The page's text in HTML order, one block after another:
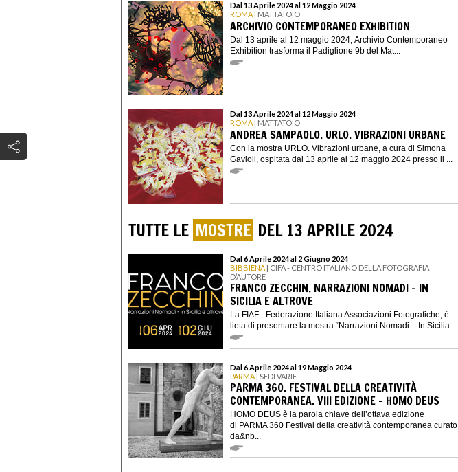
Dal 13 Aprile 2024 al 12 Maggio 2024
ROMA | MATTATOIO
ARCHIVIO CONTEMPORANEO EXHIBITION
Dal 13 aprile al 12 maggio 2024, Archivio Contemporaneo
Exhibition trasforma il Padiglione 9b del Mat...
Dal 13 Aprile 2024 al 12 Maggio 2024
ROMA | MATTATOIO
ANDREA SAMPAOLO. URLO. VIBRAZIONI URBANE
Con la mostra URLO. Vibrazioni urbane, a cura di Simona
Gavioli, ospitata dal 13 aprile al 12 maggio 2024 presso il ...
TUTTE LE MOSTRE DEL 13 APRILE 2024
Dal 6 Aprile 2024 al 2 Giugno 2024
BIBBIENA | CIFA - CENTRO ITALIANO DELLA FOTOGRAFIA
D’AUTORE
FRANCO ZECCHIN. NARRAZIONI NOMADI – IN
SICILIA E ALTROVE
La FIAF - Federazione Italiana Associazioni Fotografiche, è
lieta di presentare la mostra “Narrazioni Nomadi – In Sicilia...
Dal 6 Aprile 2024 al 19 Maggio 2024
PARMA | SEDI VARIE
PARMA 360. FESTIVAL DELLA CREATIVITÀ
CONTEMPORANEA. VIII EDIZIONE - HOMO DEUS
HOMO DEUS è la parola chiave dell’ottava edizione
di PARMA 360 Festival della creatività contemporanea curato
da&nb...